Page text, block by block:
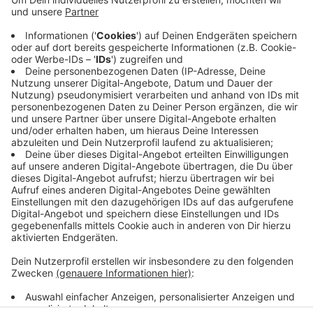
Anzeige
Betroffen sind nach Angaben des LANUV
beispielsweise die Wasserstände von Olef, Urft,
Neffelbach und Veybach. Auch die Rur zwischen
Düren und Jülich führt weniger Wasser als sonst.
Veröffentlicht:Mittwoch, 10.07.2019 11:35
Anzeige